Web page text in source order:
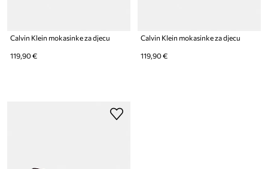
Calvin Klein mokasinke za djecu
119,90 €
Calvin Klein mokasinke za djecu
119,90 €